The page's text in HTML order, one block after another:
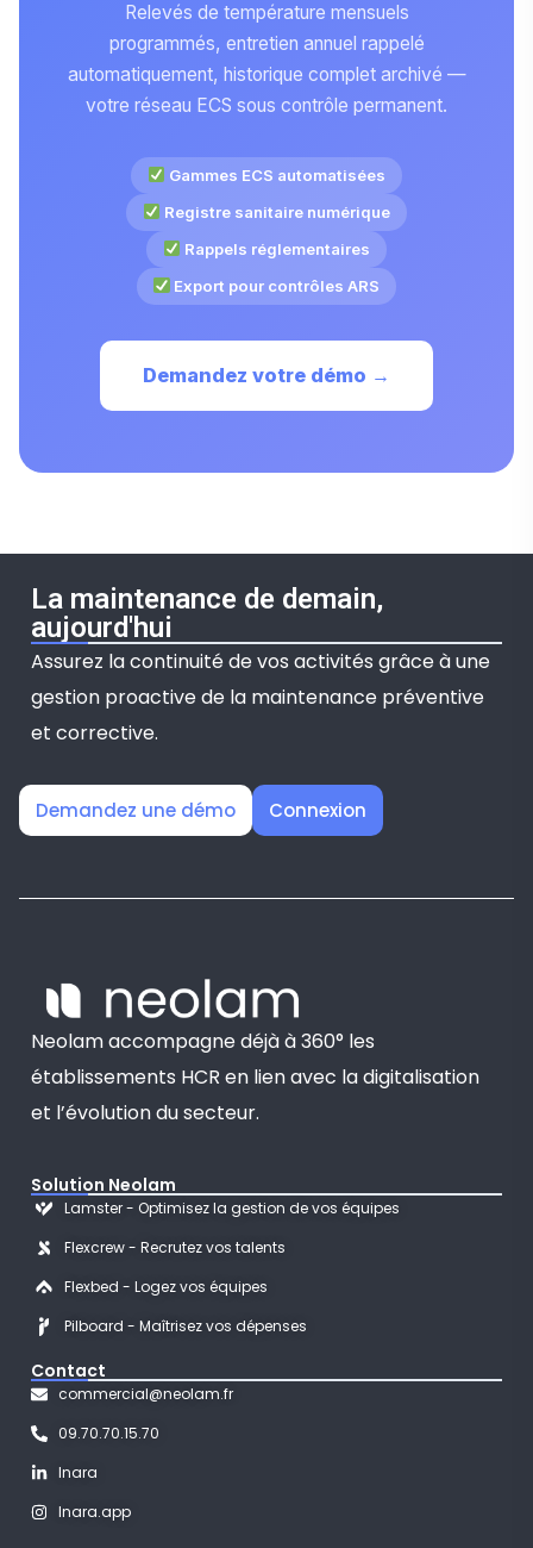
Relevés de température mensuels
programmés, entretien annuel rappelé
automatiquement, historique complet archivé —
votre réseau ECS sous contrôle permanent.
Gammes ECS automatisées
Registre sanitaire numérique
Rappels réglementaires
Export pour contrôles ARS
Demandez votre démo →
La maintenance de demain,
aujourd'hui
Assurez la continuité de vos activités grâce à une
gestion proactive de la maintenance préventive
et corrective.
Demandez une démo Connexion
Neolam accompagne déjà à 360° les
établissements HCR en lien avec la digitalisation
et l’évolution du secteur.
Solution Neolam
Lamster - Optimisez la gestion de vos équipes
Flexcrew - Recrutez vos talents
Flexbed - Logez vos équipes
Pilboard - Maîtrisez vos dépenses
Contact
commercial@neolam.fr
09.70.70.15.70
Inara
Inara.app